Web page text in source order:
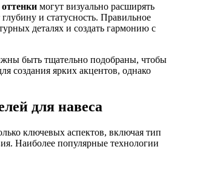
могут визуально расширять
и статусность. Правильное
деталях и создать гармонию с
быть тщательно подобраны, чтобы
создания ярких акцентов, однако
для навеса
ключевых аспектов, включая тип
Наиболее популярные технологии